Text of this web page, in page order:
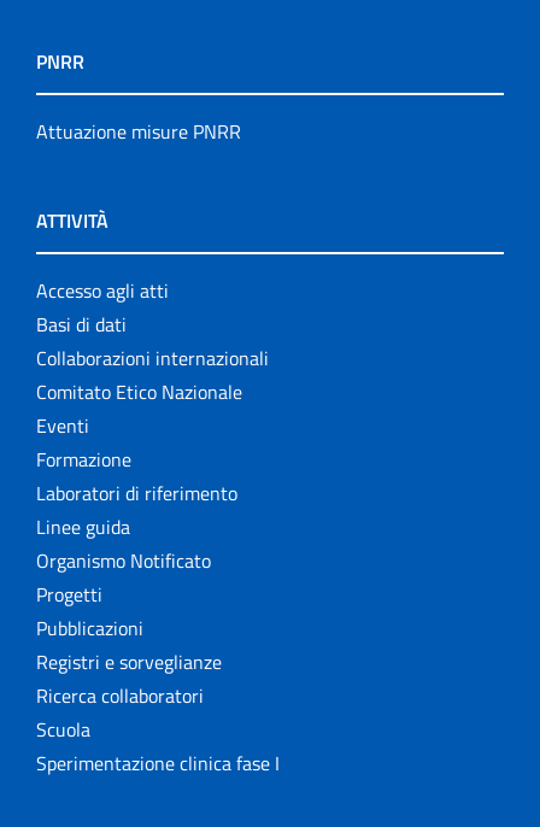
PNRR
Attuazione misure PNRR
ATTIVITÀ
Accesso agli atti
Basi di dati
Collaborazioni internazionali
Comitato Etico Nazionale
Eventi
Formazione
Laboratori di riferimento
Linee guida
Organismo Notificato
Progetti
Pubblicazioni
Registri e sorveglianze
Ricerca collaboratori
Scuola
Sperimentazione clinica fase I